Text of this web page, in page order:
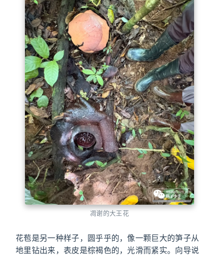
凋谢的大王花
花苞是另一种样子，圆乎乎的，像一颗巨大的笋子从
地里钻出来，表皮是棕褐色的，光滑而紧实。向导说